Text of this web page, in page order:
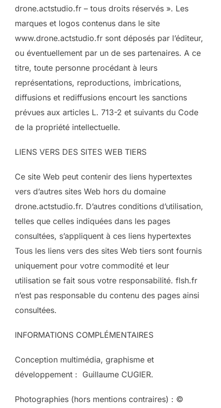
drone.actstudio.fr – tous droits réservés ». Les
marques et logos contenus dans le site
www.drone.actstudio.fr sont déposés par l’éditeur,
ou éventuellement par un de ses partenaires. A ce
titre, toute personne procédant à leurs
représentations, reproductions, imbrications,
diffusions et rediffusions encourt les sanctions
prévues aux articles L. 713-2 et suivants du Code
de la propriété intellectuelle.
LIENS VERS DES SITES WEB TIERS
Ce site Web peut contenir des liens hypertextes
vers d’autres sites Web hors du domaine
drone.actstudio.fr. D’autres conditions d’utilisation,
telles que celles indiquées dans les pages
consultées, s’appliquent à ces liens hypertextes
Tous les liens vers des sites Web tiers sont fournis
uniquement pour votre commodité et leur
utilisation se fait sous votre responsabilité. flsh.fr
n’est pas responsable du contenu des pages ainsi
consultées.
INFORMATIONS COMPLÉMENTAIRES
Conception multimédia, graphisme et
développement : Guillaume CUGIER.
Photographies (hors mentions contraires) : ©